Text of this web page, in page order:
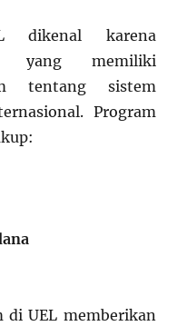
dikenal karena
yang memiliki
tentang sistem
Program
UEL memberikan